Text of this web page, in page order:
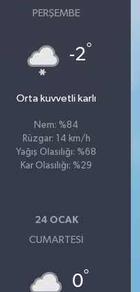
PERŞEMBE
-2°
Orta kuvvetli karlı
Nem: %84
Rüzgar: 14 km/h
Yağış Olasılığı: %68
Kar Olasılığı: %29
24 OCAK
CUMARTESI
0°